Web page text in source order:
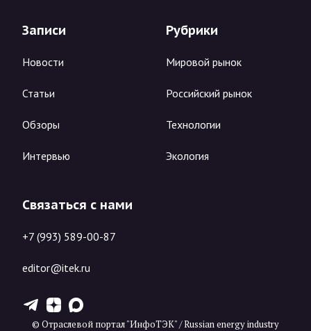
Записи
Новости
Статьи
Обзоры
Интервью
Рубрики
Мировой рынок
Российский рынок
Технологии
Экология
Связаться с нами
+7 (993) 589-00-87
editor@itek.ru
T Z X
© Отраслевой портал "ИнфоТЭК" / Russian energy industry